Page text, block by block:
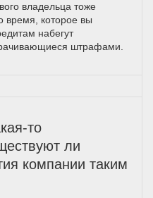
владельца тоже
время, которое вы
набегут
штрафами.
то
ли
компании таким